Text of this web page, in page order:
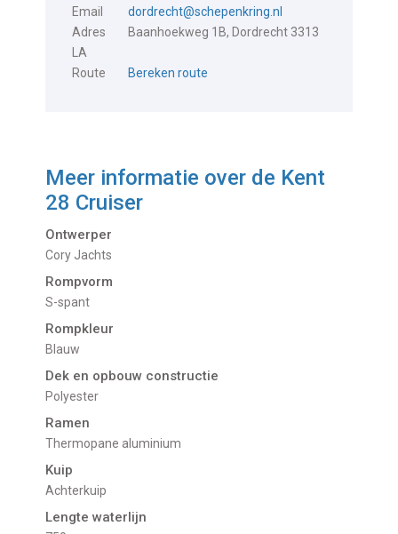
Email
dordrecht@schepenkring.nl
Adres
Baanhoekweg 1B, Dordrecht 3313
LA
Route
Bereken route
Meer informatie over de Kent
28 Cruiser
Ontwerper
Cory Jachts
Rompvorm
S-spant
Rompkleur
Blauw
Dek en opbouw constructie
Polyester
Ramen
Thermopane aluminium
Kuip
Achterkuip
Lengte waterlijn